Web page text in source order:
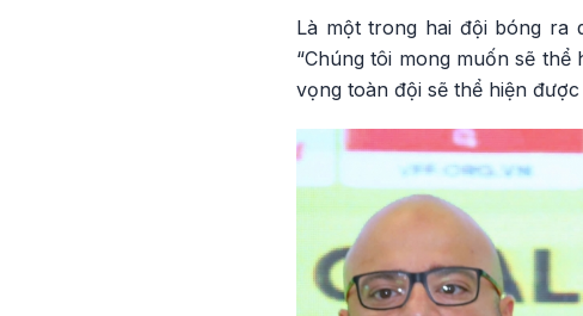
Là một trong hai đội bóng ra
“Chúng tôi mong muốn sẽ
vọng toàn đội sẽ thể hiện